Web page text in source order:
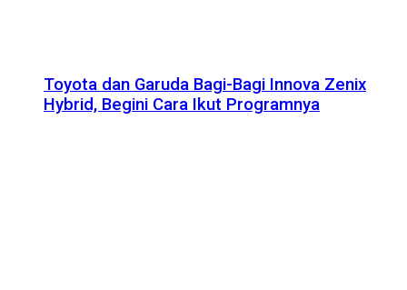
Toyota dan Garuda Bagi-Bagi Innova Zenix
Hybrid, Begini Cara Ikut Programnya